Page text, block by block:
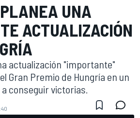
UNA
ACTUALIZACIÓN
actualización "importante"
Gran Premio de Hungría en un
conseguir victorias.